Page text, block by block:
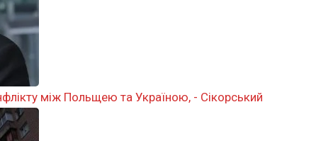
між Польщею та Україною, - Сікорський